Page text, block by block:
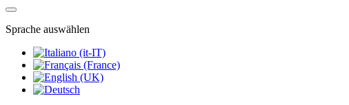
Sprache auswählen